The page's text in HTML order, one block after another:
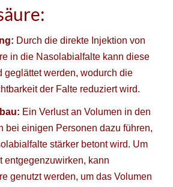
Durch die direkte Injektion von
in die Nasolabialfalte kann diese
geglättet werden, wodurch die
der Falte reduziert wird.
Ein Verlust an Volumen in den
bei einigen Personen dazu führen,
stärker betont wird. Um
entgegenzuwirken, kann
genutzt werden, um das Volumen